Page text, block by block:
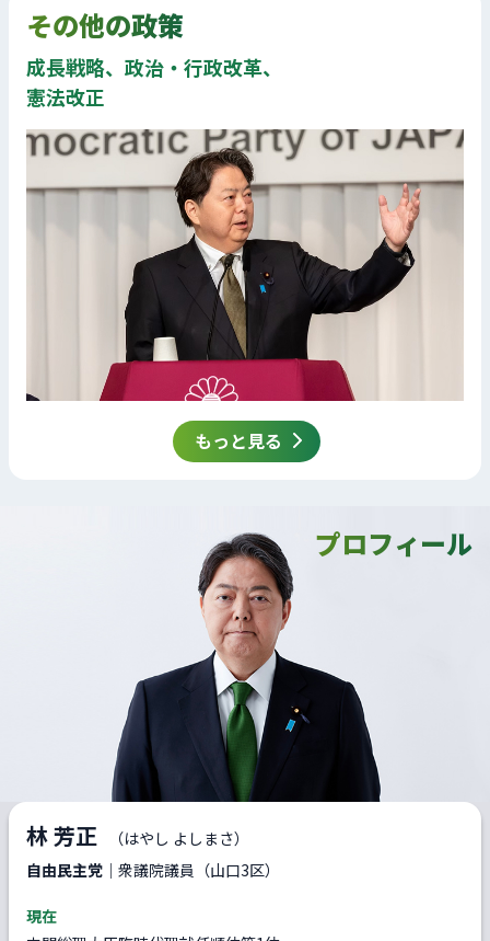
その他の政策
成長戦略、政治・行政改革、
憲法改正
もっと見る
プロフィール
林 芳正
（はやし よしまさ）
自由民主党 ｜衆議院議員（山口3区）
現在